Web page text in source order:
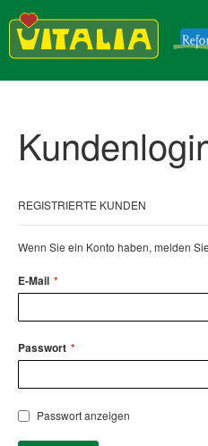
REGISTRIERTE KUNDEN
Wenn Sie ein Konto haben, melden
E-Mail
Passwort
Passwort anzeigen